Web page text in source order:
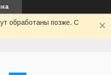
обработаны позже. С